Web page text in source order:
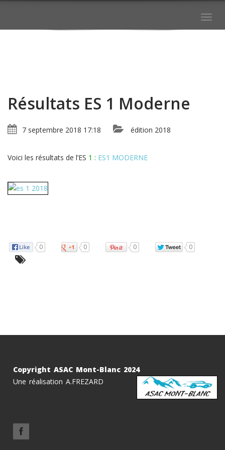
Résultats ES 1 Moderne
7 septembre 2018 17:18 édition 2018
Voici les résultats de l’ES 1 : ES1 MODERNE
0 0 0 0
Copyright ASAC Mont-Blanc 2024
Une réalisation A.FREZARD